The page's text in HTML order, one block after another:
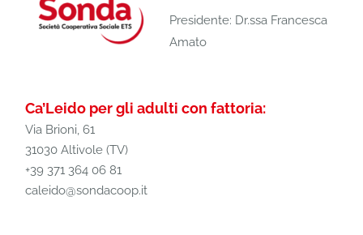
Presidente: Dr.ssa Francesca
Amato
Ca’Leido per gli adulti con fattoria:
Via Brioni, 61
31030 Altivole (TV)
+39 371 364 06 81
caleido@sondacoop.it